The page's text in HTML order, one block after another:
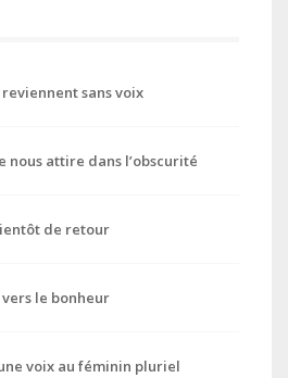
reviennent sans voix
nous attire dans l’obscurité
de retour
le bonheur
voix au féminin pluriel